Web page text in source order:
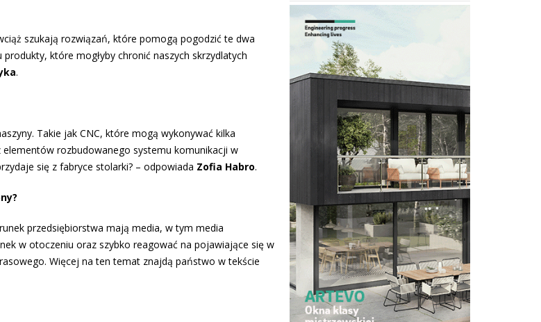
szukają rozwiązań, które pomogą pogodzić te dwa
które mogłyby chronić naszych skrzydlatych
.
Takie jak CNC, które mogą wykonywać kilka
elementów rozbudowanego systemu komunikacji w
się z fabryce stolarki? – odpowiada Zofia Habro.
przedsiębiorstwa mają media, w tym media
w otoczeniu oraz szybko reagować na pojawiające się w
Więcej na ten temat znajdą państwo w tekście